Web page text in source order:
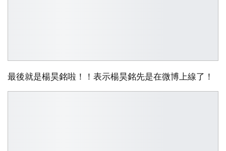
最後就是楊昊銘啦！！表示楊昊銘先是在微博上線了！